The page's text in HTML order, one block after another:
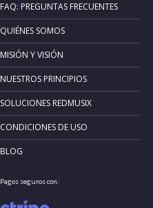
FAQ: PREGUNTAS FRECUENTES
QUIÉNES SOMOS
MISIÓN Y VISIÓN
NUESTROS PRINCIPIOS
SOLUCIONES REDMUSIX
CONDICIONES DE USO
BLOG
Pagos seguros con: